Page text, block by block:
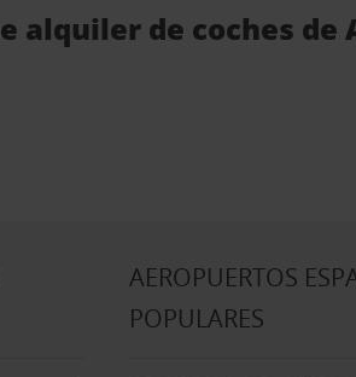
alquiler de coches de
AEROPUERTOS
POPULARES